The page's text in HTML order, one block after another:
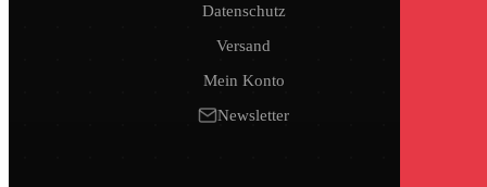
Datenschutz
Versand
Mein Konto
Newsletter